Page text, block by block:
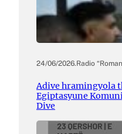
24/06/2026.Radio
Adive hramingyola
Egiptasyune
Dive